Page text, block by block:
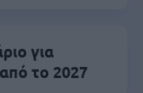
για
το 2027